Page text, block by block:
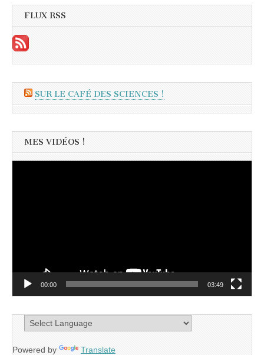
FLUX RSS
SUR LE CAFÉ DES SCIENCES !
MES VIDÉOS !
00:00 03:49
Powered by Translate